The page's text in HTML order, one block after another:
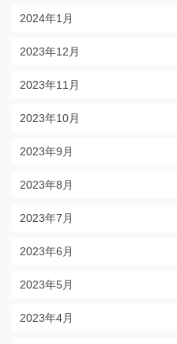
2024年1月
2023年12月
2023年11月
2023年10月
2023年9月
2023年8月
2023年7月
2023年6月
2023年5月
2023年4月